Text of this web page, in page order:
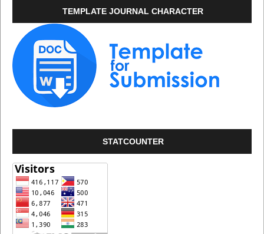
TEMPLATE JOURNAL CHARACTER
STATCOUNTER